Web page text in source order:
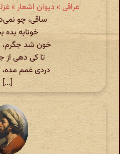
عراقی » دیوان اشعار »
ساقی، چو
خونابه بده
خون شد جگرم،
تا کی دهی از
دردی غمم
[...]